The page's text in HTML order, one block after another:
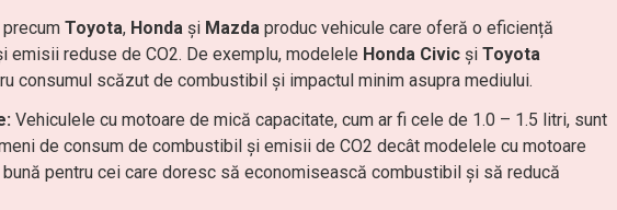
Toyota, Honda și Mazda produc vehicule care oferă o eficiență
emisii reduse de CO2. De exemplu, modelele Honda Civic și Toyota
consumul scăzut de combustibil și impactul minim asupra mediului.
Vehiculele cu motoare de mică capacitate, cum ar fi cele de 1.0 – 1.5 litri, sunt
de consum de combustibil și emisii de CO2 decât modelele cu motoare
pentru cei care doresc să economisească combustibil și să reducă